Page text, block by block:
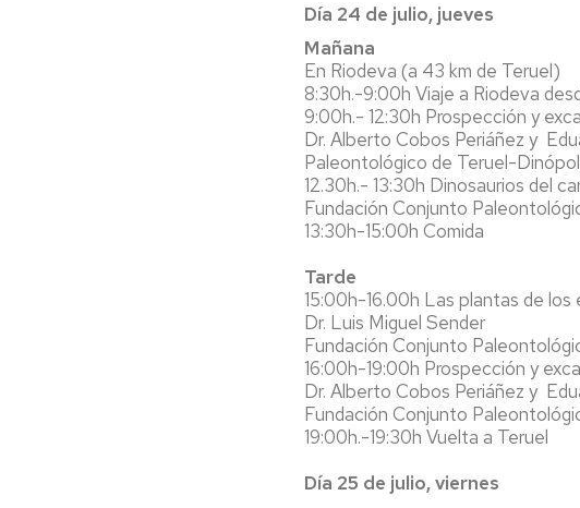
Día 24 de julio, jueves
Mañana
En Riodeva (a 43 km de Teruel)
8:30h.-9:00h Viaje a Riodeva
9:00h.- 12:30h Prospección y
Dr. Alberto Cobos Periáñez y
Paleontológico de Teruel-
12.30h.- 13:30h Dinosaurios del
Fundación Conjunto
13:30h-15:00h Comida
Tarde
15:00h-16.00h Las plantas de
Dr. Luis Miguel Sender
Fundación Conjunto
16:00h-19:00h Prospección y
Dr. Alberto Cobos Periáñez y
Fundación Conjunto
19:00h.-19:30h Vuelta a Teruel
Día 25 de julio, viernes